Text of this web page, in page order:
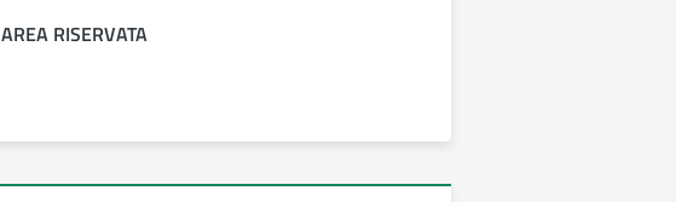
AREA RISERVATA